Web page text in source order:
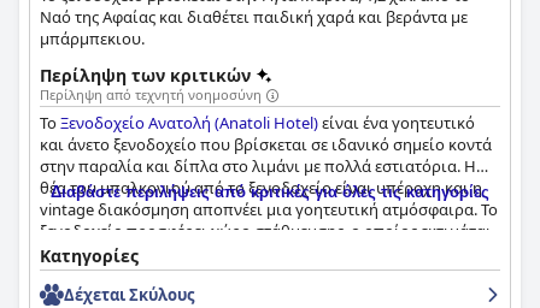
Ναό της Αφαίας και διαθέτει παιδική χαρά και βεράντα με
μπάρμπεκιου.
Περίληψη των κριτικών
Περίληψη από τεχνητή νοημοσύνη
ΤοΞενοδοχείο Ανατολή (Anatoli Hotel)είναι ένα γοητευτικό
και άνετο ξενοδοχείο που βρίσκεται σε ιδανικό σημείο κοντά
στην παραλία και δίπλα στο λιμάνι με πολλά εστιατόρια. Η
θέα του μπαλκονιού από το ξενοδοχείο είναι υπέροχη και η
vintage διακόσμηση αποπνέει μια γοητευτική ατμόσφαιρα. Το
ξενοδοχείο προσφέρει χώρο στάθμευσης, ο οποίος εκτιμάται
από τους επισκέπτες. Το προσωπικό είναι η επιτομή της
άριστης φιλοξενίας, παρέχοντας προσεκτική εξυπηρέτηση
που αφήνει στους επισκέπτες την αίσθηση ότι βρίσκονται με
Διαβάστε περιλήψεις από κριτικές για όλες τις κατηγορίες
Κατηγορίες
Δέχεται Σκύλους